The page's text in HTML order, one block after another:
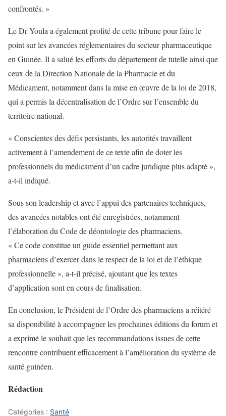
confrontés. »
Le Dr Youla a également profité de cette tribune pour faire le
point sur les avancées réglementaires du secteur pharmaceutique
en Guinée. Il a salué les efforts du département de tutelle ainsi que
ceux de la Direction Nationale de la Pharmacie et du
Médicament, notamment dans la mise en œuvre de la loi de 2018,
qui a permis la décentralisation de l’Ordre sur l’ensemble du
territoire national.
« Conscientes des défis persistants, les autorités travaillent
activement à l’amendement de ce texte afin de doter les
professionnels du médicament d’un cadre juridique plus adapté »,
a-t-il indiqué.
Sous son leadership et avec l’appui des partenaires techniques,
des avancées notables ont été enregistrées, notamment
l’élaboration du Code de déontologie des pharmaciens.
« Ce code constitue un guide essentiel permettant aux
pharmaciens d’exercer dans le respect de la loi et de l’éthique
professionnelle », a-t-il précisé, ajoutant que les textes
d’application sont en cours de finalisation.
En conclusion, le Président de l’Ordre des pharmaciens a réitéré
sa disponibilité à accompagner les prochaines éditions du forum et
a exprimé le souhait que les recommandations issues de cette
rencontre contribuent efficacement à l’amélioration du système de
santé guinéen.
Rédaction
Catégories : Santé